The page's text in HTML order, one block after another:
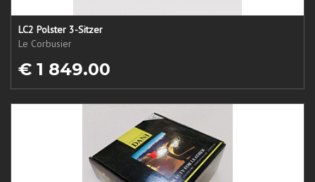
LC2 Polster 3-Sitzer
Le Corbusier
€ 1 849.00